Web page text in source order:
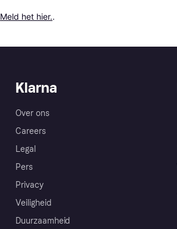
Meld het hier..
Klarna
Over ons
Careers
Legal
Pers
Privacy
Veiligheid
Duurzaamheid